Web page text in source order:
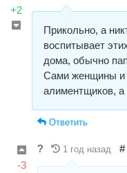
+2
Прикольно, а
воспитывает
дома, обычно
Сами женщины и
алиментщиков, а
Ответить
-3
? 1 год назад #